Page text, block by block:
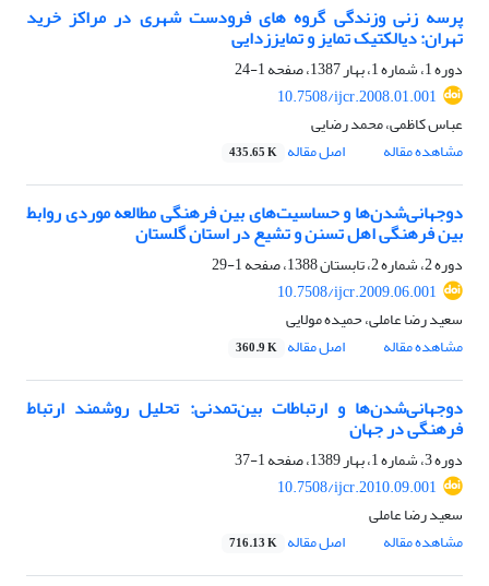
پرسه زنی وزندگی گروه های فرودست شهری در مراکز خرید
تهران: دیالکتیک تمایز و تمایززدایی
دوره 1، شماره 1، بهار 1387، صفحه
1-24
10.7508/ijcr.2008.01.001
عباس کاظمی، محمد رضایی
مشاهده مقاله
اصل مقاله 435.65 K
دوجهانی‌شدن‌ها و حساسیت‌های بین فرهنگی مطالعه موردی روابط
بین فرهنگی اهل تسنن و تشیع در استان گلستان
دوره 2، شماره 2، تابستان 1388، صفحه
1-29
10.7508/ijcr.2009.06.001
سعید رضا عاملی، حمیده مولایی
مشاهده مقاله
اصل مقاله 360.9 K
دوجهانی‌شدن‌ها و ارتباطات بین‌تمدنی: تحلیل روشمند ارتباط
فرهنگی در جهان
دوره 3، شماره 1، بهار 1389، صفحه
1-37
10.7508/ijcr.2010.09.001
سعید رضا عاملی
مشاهده مقاله
اصل مقاله 716.13 K